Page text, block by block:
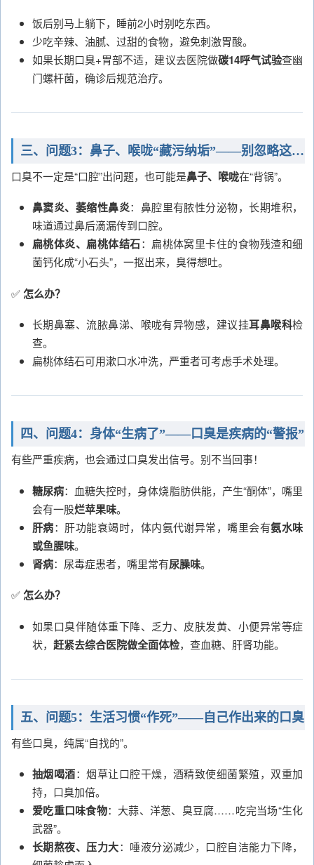
饭后别马上躺下，睡前2小时别吃东西。
少吃辛辣、油腻、过甜的食物，避免刺激胃酸。
如果长期口臭+胃部不适，建议去医院做碳14呼气试验查幽
门螺杆菌，确诊后规范治疗。
三、问题3：鼻子、喉咙“藏污纳垢”——别忽略这些“邻居”
口臭不一定是“口腔”出问题，也可能是鼻子、喉咙在“背锅”。
鼻窦炎、萎缩性鼻炎：鼻腔里有脓性分泌物，长期堆积，
味道通过鼻后滴漏传到口腔。
扁桃体炎、扁桃体结石：扁桃体窝里卡住的食物残渣和细
菌钙化成“小石头”，一抠出来，臭得想吐。
✅ 怎么办？
长期鼻塞、流脓鼻涕、喉咙有异物感，建议挂耳鼻喉科检
查。
扁桃体结石可用漱口水冲洗，严重者可考虑手术处理。
四、问题4：身体“生病了”——口臭是疾病的“警报”
有些严重疾病，也会通过口臭发出信号。别不当回事！
糖尿病：血糖失控时，身体烧脂肪供能，产生“酮体”，嘴里
会有一股烂苹果味。
肝病：肝功能衰竭时，体内氨代谢异常，嘴里会有氨水味
或鱼腥味。
肾病：尿毒症患者，嘴里常有尿臊味。
✅ 怎么办？
如果口臭伴随体重下降、乏力、皮肤发黄、小便异常等症
状， 赶紧去综合医院做全面体检，查血糖、肝肾功能。
五、问题5：生活习惯“作死”——自己作出来的口臭
有些口臭，纯属“自找的”。
抽烟喝酒：烟草让口腔干燥，酒精致使细菌繁殖，双重加
持，口臭加倍。
爱吃重口味食物：大蒜、洋葱、臭豆腐……吃完当场“生化
武器”。
长期熬夜、压力大：唾液分泌减少，口腔自洁能力下降，